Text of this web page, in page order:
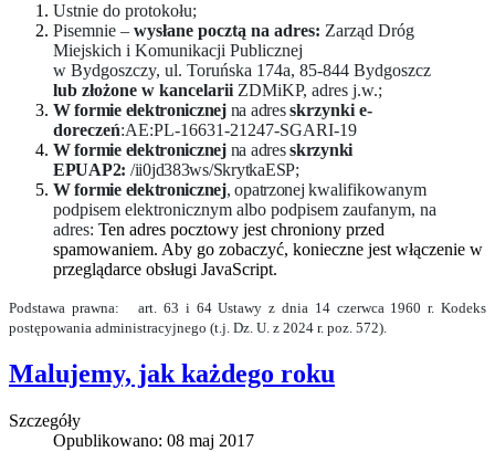
Ustnie do protokołu;
Pisemnie – wysłane pocztą na adres: Zarząd Dróg
Miejskich i Komunikacji Publicznej
w Bydgoszczy, ul. Toruńska 174a, 85-844 Bydgoszcz
lub złożone w kancelarii ZDMiKP, adres j.w.;
W formie elektronicznejna adresskrzynki e-
doreczeń:AE:PL-16631-21247-SGARI-19
W formie elektronicznejna adresskrzynki
EPUAP2: /ii0jd383ws/SkrytkaESP;
W formie elektronicznej, opatrzonejkwalifikowanym
podpisem elektronicznym albo podpisem zaufanym, na
adres: Ten adres pocztowy jest chroniony przed
spamowaniem. Aby go zobaczyć, konieczne jest włączenie w
przeglądarce obsługi JavaScript.
Podstawa prawna: art. 63 i 64 Ustawy z dnia 14 czerwca 1960 r. Kodeks
postępowania administracyjnego (t.j. Dz. U. z 2024 r. poz. 572).
Malujemy, jak każdego roku
Szczegóły
Opublikowano: 08 maj 2017